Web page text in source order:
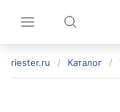
riester.ru / Каталог /